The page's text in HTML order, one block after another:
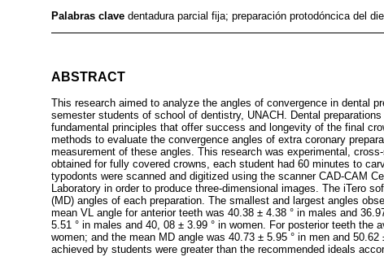
Palabras clave dentadura parcial fija; preparación protodóncica del
ABSTRACT
This research aimed to analyze the angles of convergence in dental
semester students of school of dentistry, UNACH. Dental
fundamental principles that offer success and longevity of the final
methods to evaluate the convergence angles of extra coronary
measurement of these angles. This research was experimental,
obtained for fully covered crowns, each student had 60 minutes to
typodonts were scanned and digitized using the scanner CAD-CAM
Laboratory in order to produce three-dimensional images. The iTero
(MD) angles of each preparation. The smallest and largest angles
mean VL angle for anterior teeth was 40.38 ± 4.38 ° in males and
5.51 ° in males and 40, 08 ± 3.99 ° in women. For posterior teeth the
women; and the mean MD angle was 40.73 ± 5.95 ° in men and
achieved by students were greater than the recommended ideals